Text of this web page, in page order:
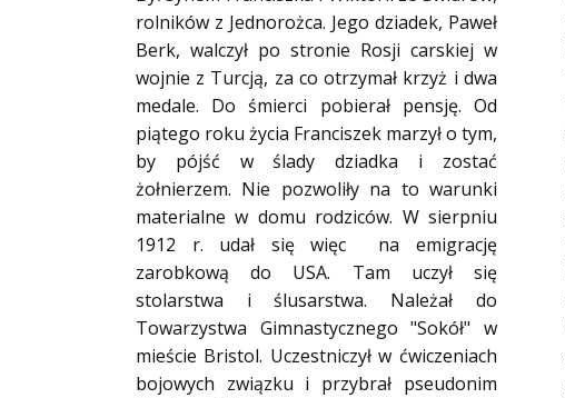
rolników z Jednorożca. Jego dziadek, Paweł
Berk, walczył po stronie Rosji carskiej w
wojnie z Turcją, za co otrzymał krzyż i dwa
medale. Do śmierci pobierał pensję. Od
piątego roku życia Franciszek marzył o tym,
by pójść w ślady dziadka i zostać
żołnierzem. Nie pozwoliły na to warunki
materialne w domu rodziców. W sierpniu
1912 r. udał się więc na emigrację
zarobkową do USA. Tam uczył się
stolarstwa i ślusarstwa. Należał do
Towarzystwa Gimnastycznego "Sokół" w
mieście Bristol. Uczestniczył w ćwiczeniach
bojowych związku i przybrał pseudonim